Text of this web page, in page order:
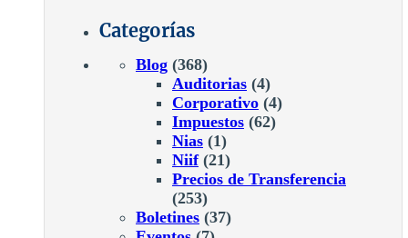
Categorías
Blog (368)
Auditorias (4)
Corporativo (4)
Impuestos (62)
Nias (1)
Niif(21)
Precios de Transferencia
(253)
Boletines (37)